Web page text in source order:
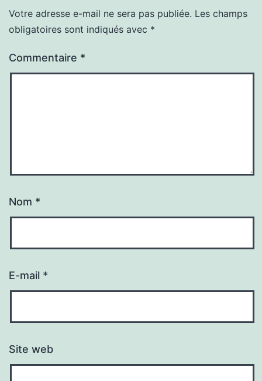
Votre adresse e-mail ne sera pas publiée. Les champs
obligatoires sont indiqués avec *
Commentaire *
Nom *
E-mail *
Site web